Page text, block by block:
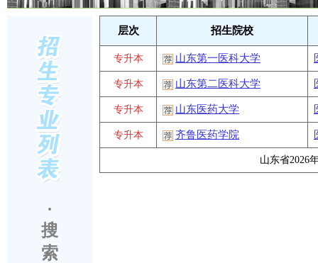
层次 招生院校
专升本 山东第一医科大学
专升本 山东第二医科大学
专升本 山东医药大学
专升本 齐鲁医药学院
山东省2026
·
搜
索